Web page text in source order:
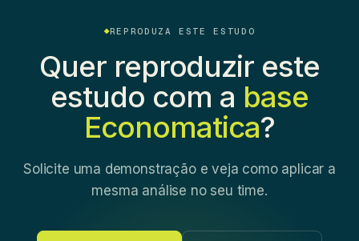
REPRODUZA ESTE ESTUDO
Quer reproduzir este
estudo com a base
Economatica?
Solicite uma demonstração e veja como aplicar a
mesma análise no seu time.